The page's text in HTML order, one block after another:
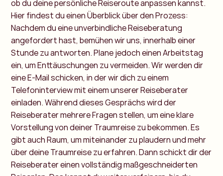
ob du deine persönliche Reiseroute anpassen kannst.
Hier findest du einen Überblick über den Prozess:
Nachdem du eine unverbindliche Reiseberatung
angefordert hast, bemühen wir uns, innerhalb einer
Stunde zu antworten. Plane jedoch einen Arbeitstag
ein, um Enttäuschungen zu vermeiden. Wir werden dir
eine E-Mail schicken, in der wir dich zu einem
Telefoninterview mit einem unserer Reiseberater
einladen. Während dieses Gesprächs wird der
Reiseberater mehrere Fragen stellen, um eine klare
Vorstellung von deiner Traumreise zu bekommen. Es
gibt auch Raum, um miteinander zu plaudern und mehr
über deine Traumreise zu erfahren. Dann schickt dir der
Reiseberater einen vollständig maßgeschneiderten